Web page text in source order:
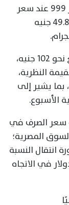
وباحتساب القيمة النظرية لجرام الفضة عيار 999 عند سعر
أوقية يبلغ نحو 64 دولارًا وسعر صرف عند 49.85 جنيه
وبمقارنة هذه القيمة بالسعر المحلي البالغ نحو 102 جنيه،
النظرية،
جنيه للجرام، بما يشير إلى
الأسبوع.
سعر الصرف في
المصرية؛
انتقال النسبة
في الاتجاه